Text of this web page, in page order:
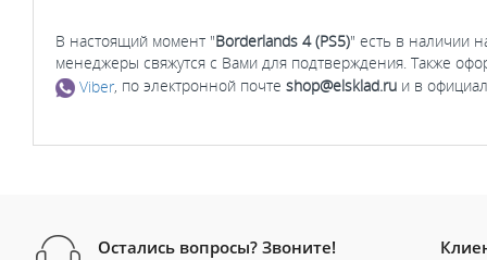
В настоящий момент "Borderlands 4 (PS5)" есть в наличии
менеджеры свяжутся с Вами для подтверждения. Также
Viber, по электронной почте shop@elsklad.ru и в
Остались вопросы? Звоните!